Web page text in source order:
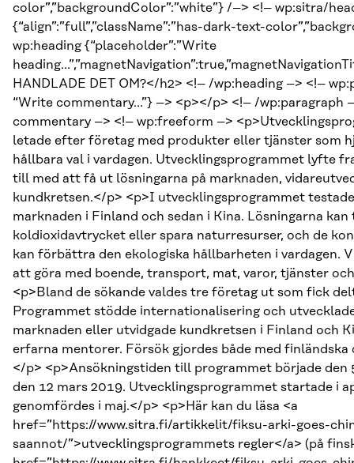
color”,”backgroundColor”:”white”} /–> <!– wp:sitra/
{“align”:”full”,”className”:”has-dark-text-
wp:heading {“placeholder”:”Write
HANDLADE DET OM?</h2> <!– /wp:heading –> <!–
“Write commentary…”} –> <p></p> <!– /wp:paragraph
commentary –> <!– wp:freeform –>
letade efter företag med produkter eller tjänster som
hållbara val i vardagen. Utvecklingsprogrammet lyfte
till med att få ut lösningarna på marknaden,
kundkretsen.</p> <p>I utvecklingsprogrammet
marknaden i Finland och sedan i Kina. Lösningarna
koldioxidavtrycket eller spara naturresurser, och de
kan förbättra den ekologiska hållbarheten i vardagen.
att göra med boende, transport, mat, varor, tjänster
<p>Bland de sökande valdes tre företag ut som fick
Programmet stödde internationalisering och
marknaden eller utvidgade kundkretsen i Finland och
erfarna mentorer. Försök gjordes både med finländska
</p> <p>Ansökningstiden till programmet började den
den 12 mars 2019. Utvecklingsprogrammet startade i
genomfördes i maj.</p> <p>Här kan du läsa <a
href=”https://www.sitra.fi/artikkelit/fiksu-arki-goes-
saannot/”>utvecklingsprogrammets regler</a> (på